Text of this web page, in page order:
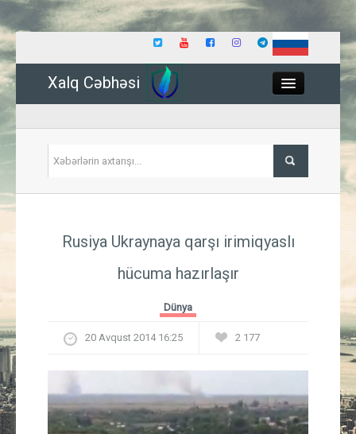
Xalq Cəbhəsi
İqtisadiyyat
Güney Azərbaycan
Mədəniyyət
Rusiya Ukraynaya qarşı irimiqyaslı
hücuma hazırlaşır
Dünya
20 Avqust 2014 16:25 2 177